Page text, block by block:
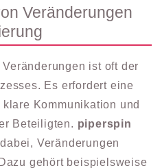
Veränderungen
ist oft der
Es erfordert eine
Kommunikation und
Beteiligten. piperspin
Veränderungen
gehört beispielsweise